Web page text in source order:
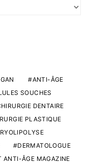
ANTI-ÂGE
SOUCHES
DENTAIRE
PLASTIQUE
DERMATOLOGUE
ANTI-ÂGE MAGAZINE